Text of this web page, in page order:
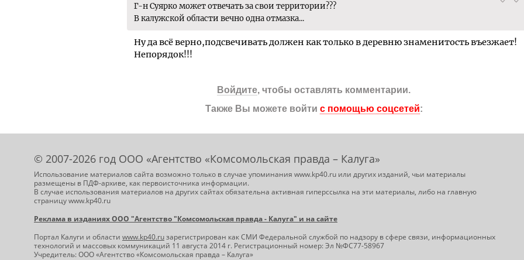
Г-н Суярко может отвечать за свои территории???
В калужской области вечно одна отмазка...
Ну да всё верно,подсвечивать должен как только в деревню знаменитость въезжает!
Непорядок!!!
Войдите, чтобы оставлять комментарии.
Также Вы можете войти с помощью соцсетей:
© 2007-2026 год ООО «Агентство «Комсомольская правда – Калуга»
Использование материалов сайта возможно только в случае упоминания www.kp40.ru или других изданий, чьи материалы
размещены в ПДФ-архиве, как первоисточника информации.
В случае использования материалов на других сайтах обязательна активная гиперссылка на эти материалы, либо на главную
страницу www.kp40.ru
Реклама в изданиях ООО "Агентство "Комсомольская правда - Калуга" и на сайте
Портал Калуги и области www.kp40.ruзарегистрирован как СМИ Федеральной службой по надзору в сфере связи, информационных
технологий и массовых коммуникаций 11 августа 2014 г. Регистрационный номер: Эл №ФС77-58967
Учредитель: ООО «Агентство «Комсомольская правда – Калуга»